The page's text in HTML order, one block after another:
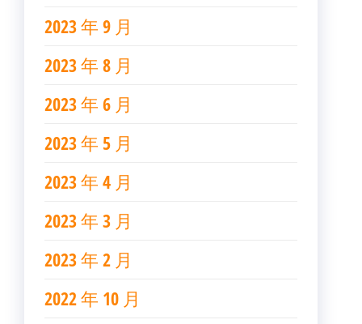
2023 年 9 月
2023 年 8 月
2023 年 6 月
2023 年 5 月
2023 年 4 月
2023 年 3 月
2023 年 2 月
2022 年 10 月